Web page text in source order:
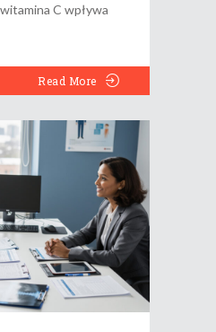
C wpływa
Read More